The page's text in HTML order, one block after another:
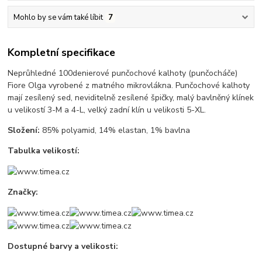
Mohlo by se vám také líbit 7
Kompletní specifikace
Neprůhledné 100denierové punčochové kalhoty (punčocháče)
Fiore Olga vyrobené z matného mikrovlákna. Punčochové kalhoty
mají zesílený sed, neviditelně zesílené špičky, malý bavlněný klínek
u velikostí 3-M a 4-L, velký zadní klín u velikosti 5-XL.
Složení: 85% polyamid, 14% elastan, 1% bavlna
Tabulka velikostí:
Značky:
Dostupné barvy a velikosti: